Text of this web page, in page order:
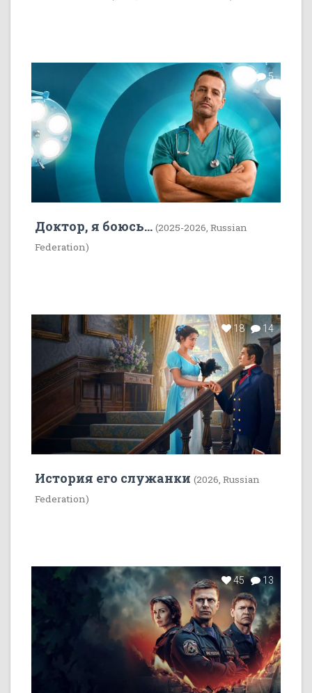
7 5
Доктор, я боюсь... (2025-2026, Russian
Federation)
18 14
История его служанки (2026, Russian
Federation)
45 13